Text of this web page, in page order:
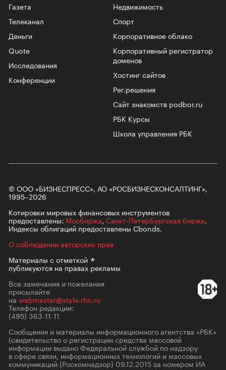
Газета
Телеканал
Недвижимость
Спорт
Корпоративное облако
Корпоративный регистратор
доменов
Хостинг сайтов
Рег.решения
Сайт знакомств podbor.ru
РБК Курсы
Школа управления РБК
Деньги
Quote
Исследования
Конференции
© ООО «БИЗНЕСПРЕСС», АО «РОСБИЗНЕСКОНСАЛТИНГ»,
1995–2026
Котировки мировых финансовых инструментов
предоставлены: Мосбиржа, Санкт-Петербургская биржа.
Индексы облигаций предоставлены Cbonds.
О соблюдении авторских прав
Материалы сотметкой
публикуются на правах рекламы
Все замечания и пожелания
присылайте
на webmaster@style.rbc.ru
Телефон редакции:
(495) 363-11-11
Сообщения и материалы информационного агентства «РБК»
(свидетельство о регистрации средства массовой
информации выдано Федеральной службой по надзору
в сфере связи, информационных технологий и массовых
коммуникаций (Роскомнадзор) 09.12.2015 за номером ИА